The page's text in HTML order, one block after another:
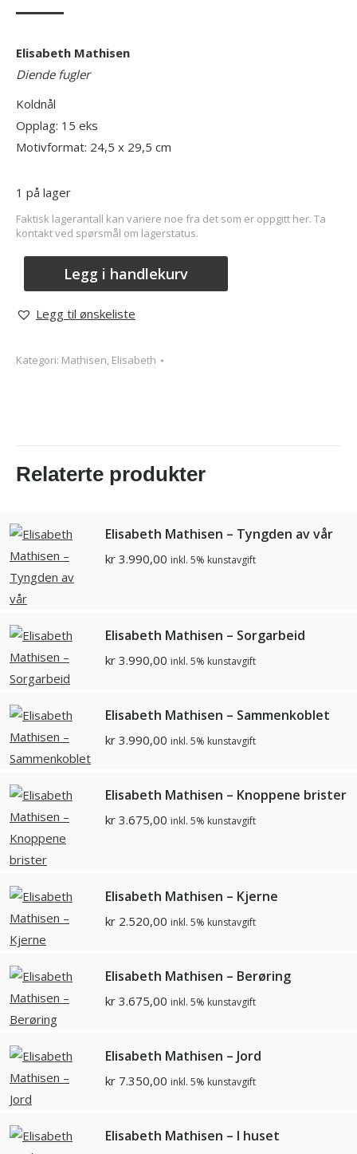
Elisabeth Mathisen
Diende fugler
Koldnål
Opplag: 15 eks
Motivformat: 24,5 x 29,5 cm
1 på lager
Faktisk lagerantall kan variere noe fra det som er oppgitt her. Ta
kontakt ved spørsmål om lagerstatus.
Legg i handlekurv
Legg til ønskeliste
Kategori: Mathisen, Elisabeth
Relaterte produkter
Elisabeth Mathisen – Tyngden av vår
kr 3.990,00 inkl. 5% kunstavgift
Elisabeth Mathisen – Sorgarbeid
kr 3.990,00 inkl. 5% kunstavgift
Elisabeth Mathisen – Sammenkoblet
kr 3.990,00 inkl. 5% kunstavgift
Elisabeth Mathisen – Knoppene brister
kr 3.675,00 inkl. 5% kunstavgift
Elisabeth Mathisen – Kjerne
kr 2.520,00 inkl. 5% kunstavgift
Elisabeth Mathisen – Berøring
kr 3.675,00 inkl. 5% kunstavgift
Elisabeth Mathisen – Jord
kr 7.350,00 inkl. 5% kunstavgift
Elisabeth Mathisen – I huset